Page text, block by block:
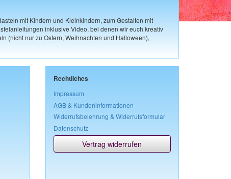
mit Kindern und Kleinkindern, zum Gestalten mit
inklusive Video, bei denen wir euch kreativ
(nicht nur zu Ostern, Weihnachten und Halloween),
Rechtliches
Impressum
AGB & Kundeninformationen
Widerrufsbelehrung & Widerrufsformular
Datenschutz
Vertrag widerrufen